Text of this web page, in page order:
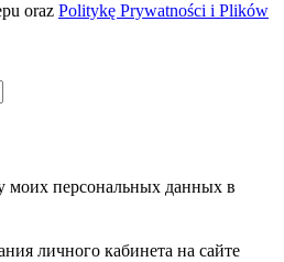
oraz Politykę Prywatności i Plików
моих персональных данных в
личного кабинета на сайте